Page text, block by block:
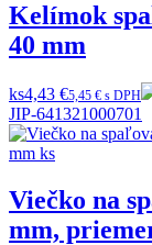
Kelímok
40 mm
ks4,43 €5,45 € s DPH
JIP-641321000701
Viečko na
mm,